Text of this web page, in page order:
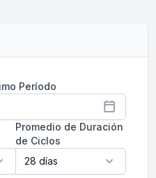
Período
Promedio de Duración
de Ciclos